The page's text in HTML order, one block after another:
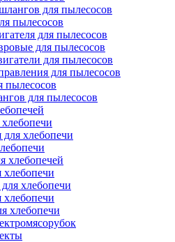
для пылесосов
пылесосов
для пылесосов
для пылесосов
для пылесосов
для пылесосов
пылесосов
для пылесосов
для хлебопечи
хлебопечей
хлебопечи
хлебопечи